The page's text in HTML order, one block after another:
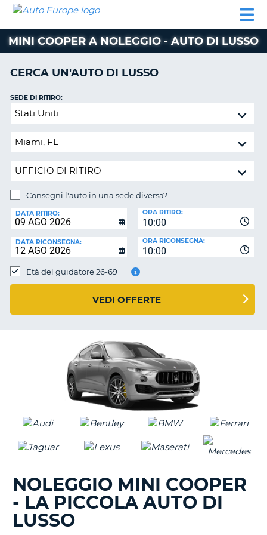
NOLEGGIO
NOLEGGIO
AUTO
EUROPE
NOLEGGIO
NOLEGGIO
CAMPER
PARTNER
AIUTO
IL
ACCOUNT
PRENOTAZIONE
SVIZZERA
LINGUA
MINI COOPER A NOLEGGIO - AUTO DI LUSSO
CERCA UN'AUTO DI LUSSO
Consegni
in
diversa?
SEDE DI RITIRO:
Consegni l'auto in una sede diversa?
RICONSEGNA:
DATA RITIRO:
10:00
ORA RITIRO:
DATA RICONSEGNA:
10:00
ORA RICONSEGNA:
Età del guidatore 26-69
VEDI OFFERTE
NOLEGGIO MINI COOPER
- LA PICCOLA AUTO DI
LUSSO